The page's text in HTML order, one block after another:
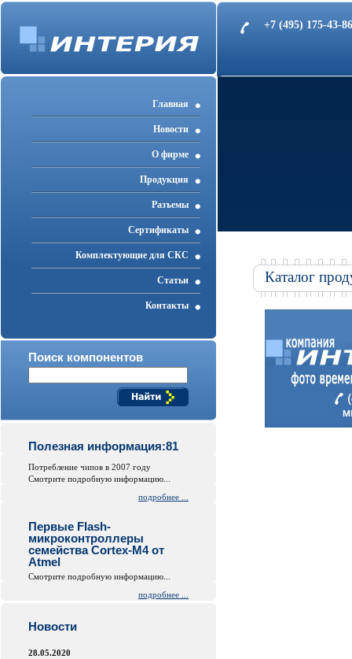
+7 (495) 175-43-
Главная
Новости
О фирме
Продукция
Разъемы
Cертификаты
Комплектующие для СКС
Статьи
Контакты
Поиск компонентов
Полезная информация:81
Потребление чипов в 2007 году
Смотрите подробную информацию...
подробнее ...
Первые Flash-
микроконтроллеры
семейства Cortex-M4 от
Atmel
Смотрите подробную информацию...
подробнее ...
Новости
28.05.2020
Каталог